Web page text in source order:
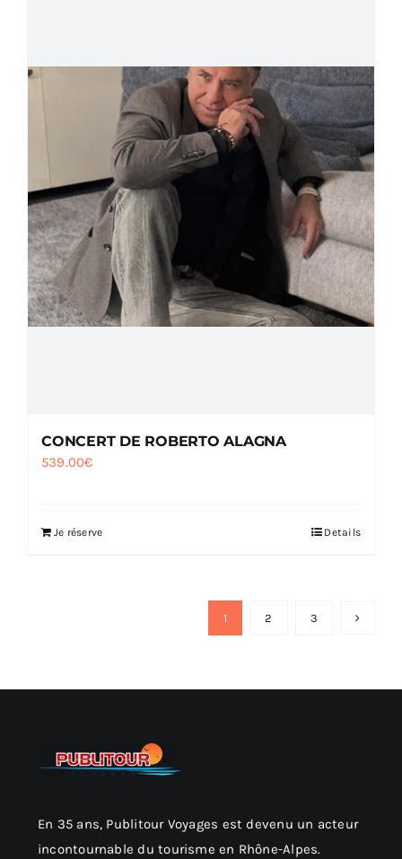
CONCERT DE ROBERTO ALAGNA
539.00€
Je réserve Details
1 2 3
En 35 ans, Publitour Voyages est devenu un acteur
incontournable du tourisme en Rhône-Alpes.